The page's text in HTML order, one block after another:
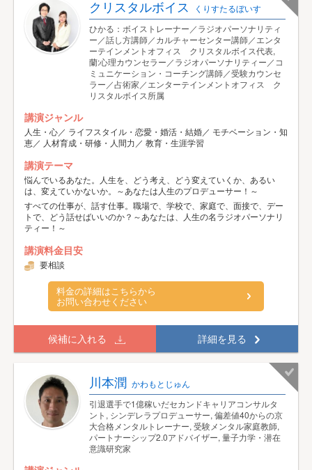
クリスタルボイス
くりすたるぼいす
ひかる：ボイストレーナー／ラジオパーソナリティ
ー／話し方講師／カルチャーセンター講師／エンタ
ーテインメントオフィス クリスタルボイス代表,
蘭:心理カウンセラー／ラジオパーソナリティー／コ
ミュニケーション・コーチング講師／受験カウンセ
ラー／占術家／エンターテインメントオフィス ク
リスタルボイス所属
講演ジャンル
人生・心／ ライフスタイル・恋愛・婚活・結婚／ モチベーション・知
恵／ 人材育成・研修・人間力／ 教育・生涯学習
講演テーマ
悩んでいるあなた。人生を、どう考え、どう変えていくか、あるい
は、変えていかないか。～あなたは人生のプロデューサー！～
すべての仕事が、話す仕事。職場で、学校で、家庭で、面接で、デー
トで、どう話せばいいのか？～あなたは、人生の名ラジオパーソナリ
ティー！～
講演料金目安
要相談
料金の詳細はこちらから
お問い合わせください
候補に入れる 詳細を見る
川本潤 かわもとじゅん
引退選手で1億稼いだセカンドキャリアコンサルタ
ント, シンデレラプロデューサー, 偏差値40からの京
大合格メンタルトレーナー, 受験メンタル家庭教師,
パートナーシップ2.0アドバイザー, 量子力学・潜在
意識研究家